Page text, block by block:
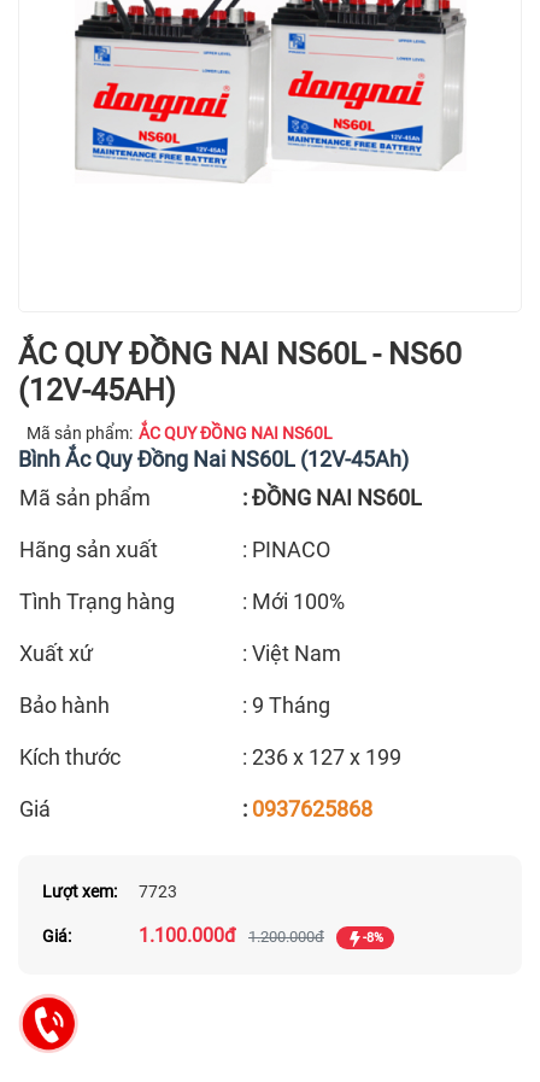
ẮC QUY ĐỒNG NAI NS60L - NS60
(12V-45AH)
Mã sản phẩm: ẮC QUY ĐỒNG NAI NS60L
Bình Ắc Quy Đồng Nai NS60L (12V-45Ah)
Mã sản phẩm
: ĐỒNG NAI NS60L
Hãng sản xuất : PINACO
Tình Trạng hàng : Mới 100%
Xuất xứ : Việt Nam
Bảo hành : 9 Tháng
Kích thước : 236 x 127 x 199
Giá : 0937625868
Lượt xem: 7723
Giá: 1.100.000đ 1.200.000đ -8%